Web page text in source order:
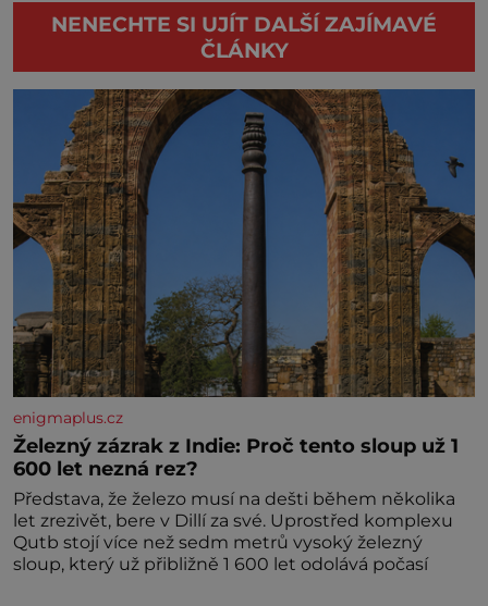
NENECHTE SI UJÍT DALŠÍ ZAJÍMAVÉ
ČLÁNKY
enigmaplus.cz
Železný zázrak z Indie: Proč tento sloup už 1
600 let nezná rez?
Představa, že železo musí na dešti během několika
let zrezivět, bere v Dillí za své. Uprostřed komplexu
Qutb stojí více než sedm metrů vysoký železný
sloup, který už přibližně 1 600 let odolává počasí